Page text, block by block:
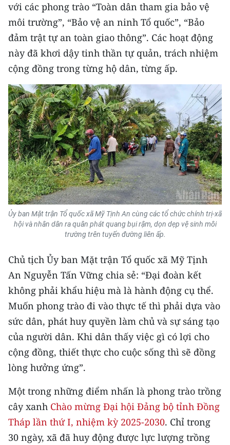
Media Thể thao
Media Giáo dục
Media Y tế
Media Khoa học - Công nghệ
Media Môi trường
Ảnh
Infographic
TIN MỚI
TIN ĐỊA PHƯƠNG
Trung du và miền núi phía Bắc
Bắc Trung Bộ
Duyên hải Nam Trung Bộ và Tây
Nguyên
Đông Nam Bộ
Đồng bằng sông Cửu Long
Chuyên trang Hà Nội
Chuyên trang TP. Hồ Chí Minh
CHUYÊN ĐỀ
với các phong trào “Toàn dân tham gia bảo vệ
môi trường”, “Bảo vệ an ninh Tổ quốc”, “Bảo
đảm trật tự an toàn giao thông”. Các hoạt động
này đã khơi dậy tinh thần tự quản, trách nhiệm
cộng đồng trong từng hộ dân, từng ấp.
Ủy ban Mặt trận Tổ quốc xã Mỹ Tịnh An cùng các tổ chức chính trị-xã
hội và nhân dân ra quân phát quang bụi rậm, dọn dẹp vệ sinh môi
trường trên tuyến đường liên ấp.
Chủ tịch Ủy ban Mặt trận Tổ quốc xã Mỹ Tịnh
An Nguyễn Tấn Vững chia sẻ: “Đại đoàn kết
không phải khẩu hiệu mà là hành động cụ thể.
Muốn phong trào đi vào thực tế thì phải dựa vào
sức dân, phát huy quyền làm chủ và sự sáng tạo
của người dân. Khi dân thấy việc gì có lợi cho
cộng đồng, thiết thực cho cuộc sống thì sẽ đồng
lòng hưởng ứng”.
Một trong những điểm nhấn là phong trào trồng
cây xanh Chào mừng Đại hội Đảng bộ tỉnh Đồng
Tháp lần thứ I, nhiệm kỳ 2025-2030. Chỉ trong
30 ngày, xã đã huy động được lực lượng trồng